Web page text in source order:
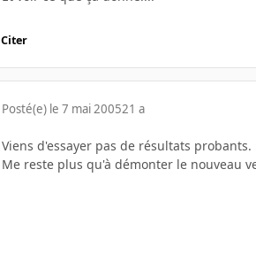
Citer
Posté(e) le 7 mai 200521 a
Viens d'essayer pas de résultats probants.
Me reste plus qu'à démonter le nouveau